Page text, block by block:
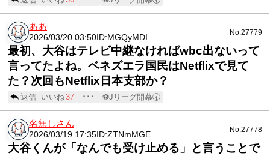
ああ
2026/03/20 03:50 ID:MGQyMDI
No.27779
最初、大谷はテレビ中継なければwbc出ないって
言ってたよね。ベネズエラ国民はNetflixで見て
た？次回もNetflix日本支部か？
返信 いいね37 ･･･ ⚽Jリーグ開幕🕢
名無しさん
2026/03/19 17:35 ID:ZTNmMGE
No.27778
大谷くんが「なんでも受け止める」と言うことで